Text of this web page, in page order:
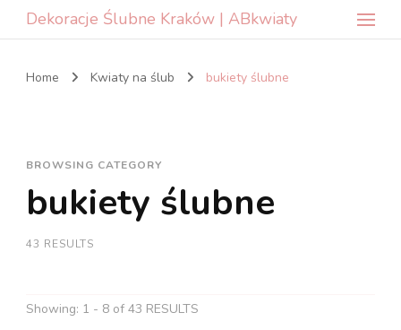
Dekoracje Ślubne Kraków | ABkwiaty
Home Kwiaty na ślub bukiety ślubne
BROWSING CATEGORY
bukiety ślubne
43 RESULTS
Showing: 1 - 8 of 43 RESULTS